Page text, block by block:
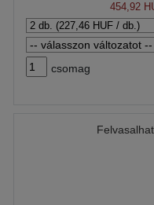
454,92
csomag